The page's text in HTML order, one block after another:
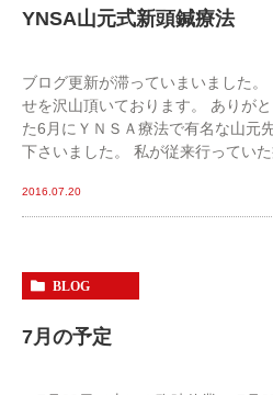
YNSA山元式新頭鍼療法
ブログ更新が滞っていまいました
せを沢山頂いております。 ありが
た6月にＹＮＳＡ療法で有名な山元
下さいました。 私が従来行ってい
2016.07.20
BLOG
7月の予定